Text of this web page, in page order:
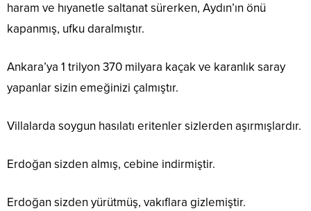
haram ve hıyanetle saltanat sürerken, Aydın’ın önü
kapanmış, ufku daralmıştır.
Ankara’ya 1 trilyon 370 milyara kaçak ve karanlık saray
yapanlar sizin emeğinizi çalmıştır.
Villalarda soygun hasılatı eritenler sizlerden aşırmışlardır.
Erdoğan sizden almış, cebine indirmiştir.
Erdoğan sizden yürütmüş, vakıflara gizlemiştir.